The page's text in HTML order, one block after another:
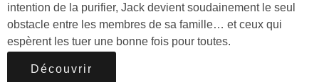
intention de la purifier, Jack devient soudainement le seul
obstacle entre les membres de sa famille… et ceux qui
espèrent les tuer une bonne fois pour toutes.
Découvrir